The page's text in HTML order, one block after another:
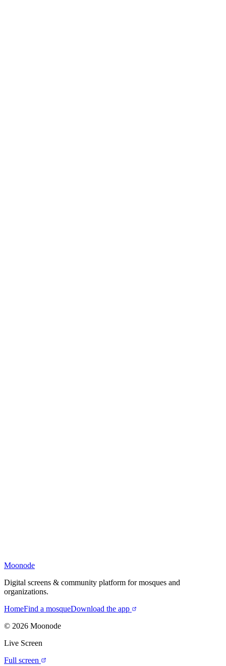
Moonode
Digital screens & community platform for mosques and
organizations.
HomeFind a mosqueDownload the app
© 2026 Moonode
Live Screen
Full screen